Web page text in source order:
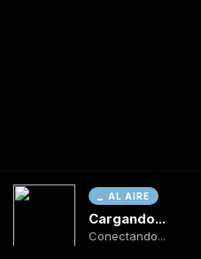
AL AIRE
Cargando...
Conectando...